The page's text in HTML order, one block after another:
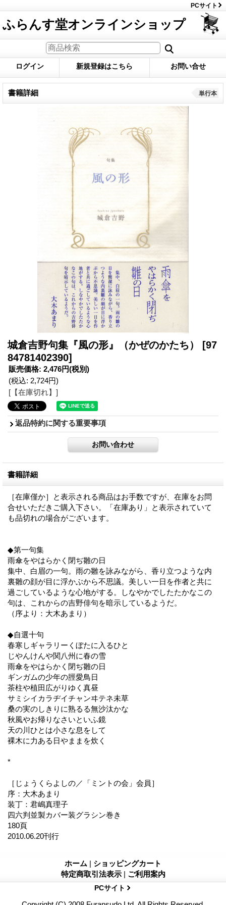
PCサイト
ふらんす堂オンラインショップ
ログイン 新規登録はこちら お問い合せ
書籍詳細 単行本
城倉吉野句集『風の形』（かぜのかたち）
[97
84781402390]
販売価格: 2,476円(税別)
(税込: 2,724円)
[【在庫切れ】]
返品特約に関する重要事項
書籍詳細
［在庫僅か］と表示される商品はお手数ですが、在庫をお問
合せいただきご購入下さい。「在庫あり」と表示されていて
も品切れの場合がございます。
◆第一句集
雨傘をやはらかく閉ぢ雛の日
集中、白眉の一句。雨の雛を詠みながら、香り立つような内
裏雛の顔が目に浮かぶから不思議。美しい一日を作者と共に
過ごしているような心地がする。しなやかでしたたかなこの
句は、これからの吉野俳句を暗示しているようだ。
（序より：大木あまり）
◆自選十句
春寒しギャラリーくぼたに入るひと
じやんけんや関八州に春の雪
雨傘をやはらかく閉ぢ雛の日
ギンガムの少年の脛愛鳥日
茶柱や植田広がりゆく真昼
サミシイカラヂイチャンヰテネ未草
桑の実のしきりに熟るる無沙汰かな
秋風やお帰りなさいといふ鏡
天の川ひとは小さな息をして
裸木に力ある日やままを炊く
*
［じょうくらよしの／「ミントの会」会員］
序：大木あまり
装丁：君嶋真理子
四六判並製カバー装グラシン巻き
180頁
2010.06.20刊行
ホーム | ショッピングカート
特定商取引法表示 | ご利用案内
PCサイト